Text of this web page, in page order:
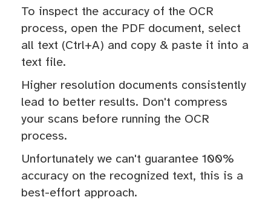
To inspect the accuracy of the OCR
process, open the PDF document, select
all text (Ctrl+A) and copy & paste it into a
text file.
Higher resolution documents consistently
lead to better results. Don't compress
your scans before running the OCR
process.
Unfortunately we can't guarantee 100%
accuracy on the recognized text, this is a
best-effort approach.